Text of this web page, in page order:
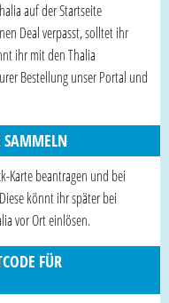
auf der Startseite
Deal verpasst, solltet ihr
ihr mit den Thalia
Bestellung unser Portal und
SAMMELN
Karte beantragen und bei
könnt ihr später bei
vor Ort einlösen.
FÜR